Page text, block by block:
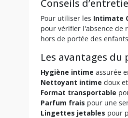
Conseils
Pour utiliser les Intimate
pour vérifier l'absence de
hors de portée des
Les avantages
Hygiène intime assurée
Nettoyant intime doux
Format transportable
Parfum frais pour une
Lingettes jetables pour